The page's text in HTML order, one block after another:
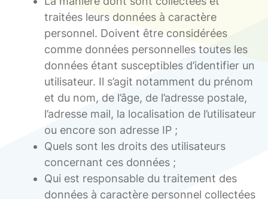
traitées leurs données à caractère
personnel. Doivent être considérées
comme données personnelles toutes les
données étant susceptibles d’identifier un
utilisateur. Il s’agit notamment du prénom
et du nom, de l’âge, de l’adresse postale,
l’adresse mail, la localisation de l’utilisateur
ou encore son adresse IP ;
Quels sont les droits des utilisateurs
concernant ces données ;
Qui est responsable du traitement des
données à caractère personnel collectées